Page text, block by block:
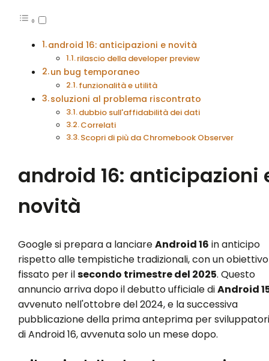
android 16: anticipazioni e novità
rilascio della developer preview
un bug temporaneo
funzionalità e utilità
soluzioni al problema riscontrato
dubbio sull'affidabilità dei dati
Correlati
Scopri di più da Chromebook Observer
android 16: anticipazioni
novità
Google si prepara a lanciareAndroid 16 in anticipo
rispetto alle tempistiche tradizionali, con un obiettivo
fissato per ilsecondo trimestre del 2025. Questo
annuncio arriva dopo il debutto ufficiale diAndroid
avvenuto nell'ottobre del 2024, e la successiva
pubblicazione della prima anteprima per sviluppatori
di Android 16, avvenuta solo un mese dopo.